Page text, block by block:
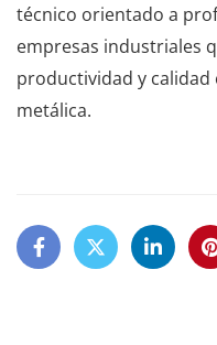
técnico orientado a
empresas industriales
productividad y calidad
metálica.